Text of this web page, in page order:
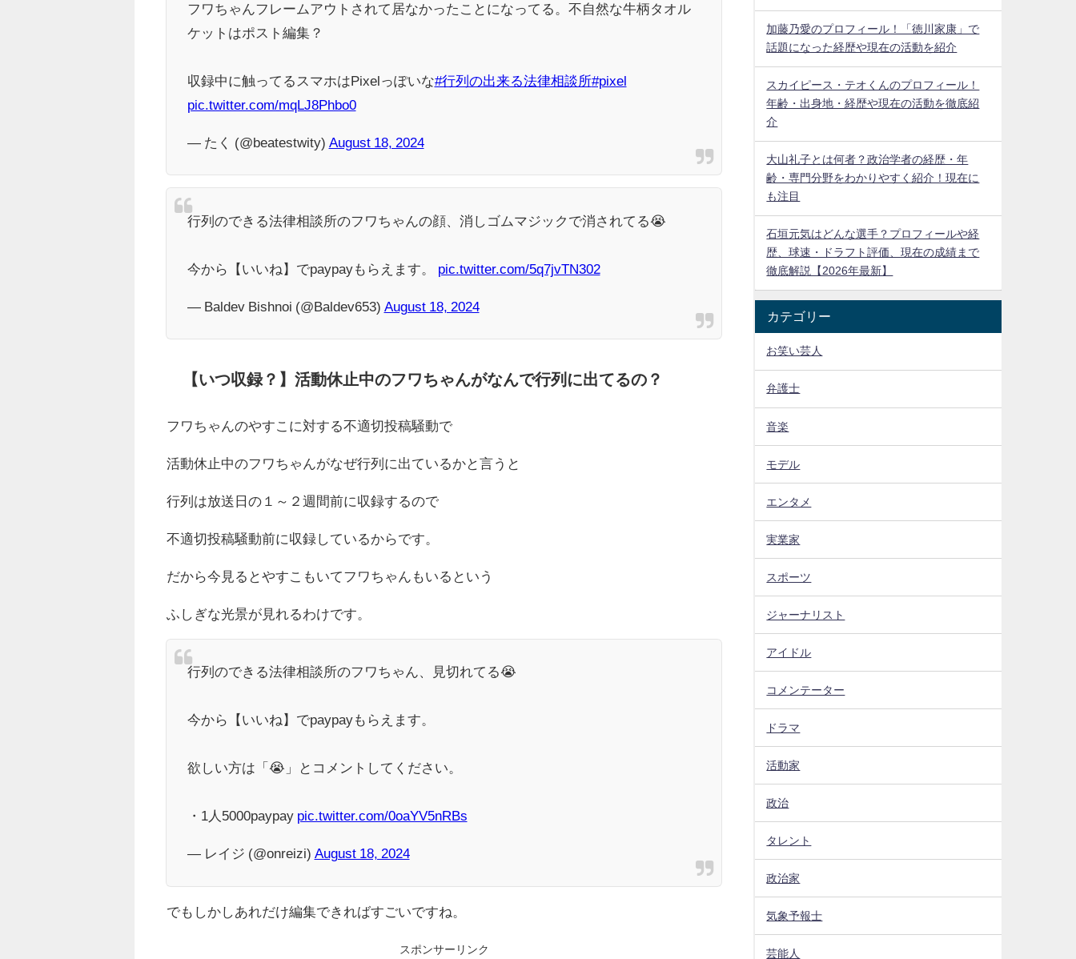
フワちゃんフレームアウトされて居なかったことになってる。不自然な牛柄タオル
ケットはポスト編集？
収録中に触ってるスマホはPixelっぽいな#行列の出来る法律相談所#pixel
pic.twitter.com/mqLJ8Phbo0
— たく (@beatestwity) August 18, 2024
行列のできる法律相談所のフワちゃんの顔、消しゴムマジックで消されてる😭
今から【いいね】でpaypayもらえます。 pic.twitter.com/5q7jvTN302
— Baldev Bishnoi (@Baldev653) August 18, 2024
【いつ収録？】活動休止中のフワちゃんがなんで行列に出てるの？
フワちゃんのやすこに対する不適切投稿騒動で
活動休止中のフワちゃんがなぜ行列に出ているかと言うと
行列は放送日の１～２週間前に収録するので
不適切投稿騒動前に収録しているからです。
だから今見るとやすこもいてフワちゃんもいるという
ふしぎな光景が見れるわけです。
行列のできる法律相談所のフワちゃん、見切れてる😭
今から【いいね】でpaypayもらえます。
欲しい方は「😭」とコメントしてください。
・1人5000paypay pic.twitter.com/0oaYV5nRBs
— レイジ (@onreizi) August 18, 2024
でもしかしあれだけ編集できればすごいですね。
スポンサーリンク
加藤乃愛のプロフィール！「徳川家康」で
話題になった経歴や現在の活動を紹介
スカイピース・テオくんのプロフィール！
年齢・出身地・経歴や現在の活動を徹底紹
介
大山礼子とは何者？政治学者の経歴・年
齢・専門分野をわかりやすく紹介！現在に
も注目
石垣元気はどんな選手？プロフィールや経
歴、球速・ドラフト評価、現在の成績まで
徹底解説【2026年最新】
カテゴリー
お笑い芸人
弁護士
音楽
モデル
エンタメ
実業家
スポーツ
ジャーナリスト
アイドル
コメンテーター
ドラマ
活動家
政治
タレント
政治家
気象予報士
芸能人